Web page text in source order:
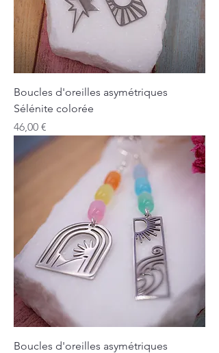
Boucles d'oreilles asymétriques
Sélénite colorée
Prix
46,00 €
Boucles d'oreilles asymétriques